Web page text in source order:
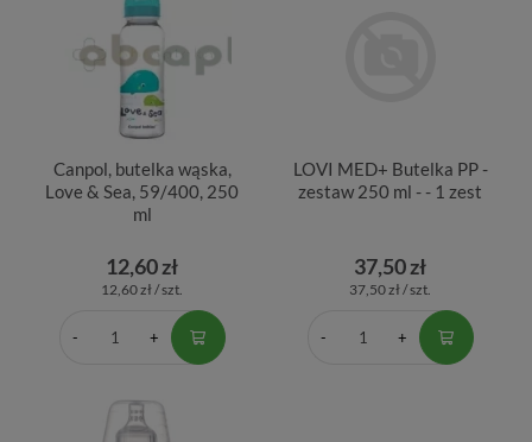
Canpol, butelka wąska,
Love & Sea, 59/400, 250
ml
12,60 zł
12,60 zł / szt.
LOVI MED+ Butelka PP -
zestaw 250 ml - - 1 zest
37,50 zł
37,50 zł / szt.